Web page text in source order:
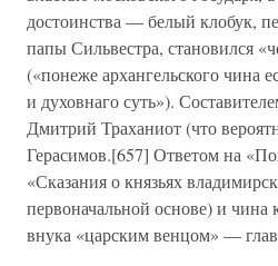
достоинства — белый клобук,
папы Сильвестра, становился
(«понеже архангельского чина
и духовнаго суть»).
Дмитрий Траханиот (что
Герасимов.[657] Ответом на
«Сказания о князьях
первоначальной основе) и
внука «царским венцом» —